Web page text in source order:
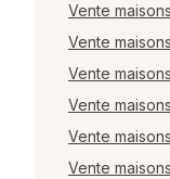
Vente
Vente
Vente
Vente
Vente
Vente